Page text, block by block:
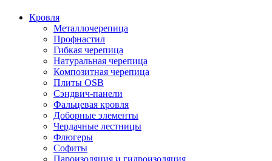
Кровля
Металлочерепица
Профнастил
Гибкая черепица
Натуральная черепица
Композитная черепица
Плиты OSB
Сэндвич-панели
Фальцевая кровля
Доборные элементы
Чердачные лестницы
Флюгеры
Софиты
Пароизоляция и гидроизоляция